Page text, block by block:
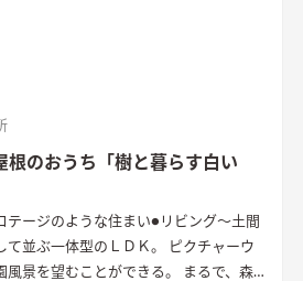
根のおうち「樹と暮らす白い
テージのような住まい●リビング～土間
て並ぶ一体型のＬＤＫ。 ピクチャーウ
風景を望むことができる。 まるで、森